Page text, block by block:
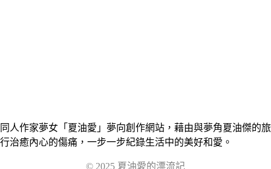
同人作家夢女「夏油愛」夢向創作網站，藉由與夢角夏油傑的旅
行治癒內心的傷痛，一步一步紀錄生活中的美好和愛。
© 2025 夏油愛的漂流記